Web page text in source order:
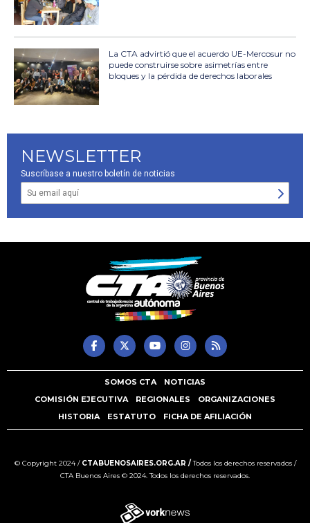
La CTA advirtió que el acuerdo UE-Mercosur no
puede construirse sobre asimetrías entre
bloques y la pérdida de derechos laborales
NEWSLETTER
Suscríbase a nuestro boletín de noticias
SOMOS CTA
NOTICIAS
COMISIÓN EJECUTIVA
REGIONALES
ORGANIZACIONES
HISTORIA
ESTATUTO FICHA DE AFILIACIÓN
© Copyright 2024 / CTABUENOSAIRES.ORG.AR /Todos los derechos reservados /
CTA Buenos Aires © 2024. Todos los derechos reservados.